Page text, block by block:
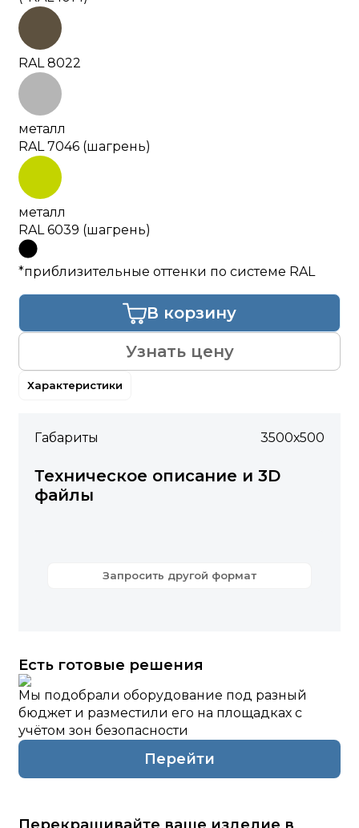
Характеристики
Габариты 3500х500
Техническое описание и 3D
файлы
Запросить другой формат
Есть готовые решения
Мы подобрали оборудование под разный
бюджет и разместили его на площадках с
учётом зон безопасности
Перейти
RAL 8022
металл
RAL 7046 (шагрень)
металл
RAL 6039 (шагрень)
*приблизительные оттенки по системе RAL
Узнать цену
В корзину